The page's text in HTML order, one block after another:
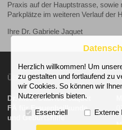
Praxis auf der Hauptstrasse, sowie
Parkplätze im weiteren Verlauf der
Ihre Dr. Gabriele Jaquet
ÜBER UNS
Dr. med. Gabriele Jaquet
FÄ für Frauenheilkunde
und Geburtshilfe
Herzlich willkommen! Um
zu gestalten und fortlaufend zu
wir Cookies. So können wir
Nutzererlebnis bieten.
Essenziell Externe